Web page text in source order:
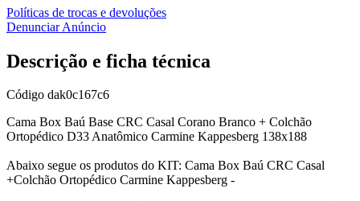
Políticas de trocas e devoluções
Denunciar Anúncio
Descrição e ficha técnica
Código dak0c167c6
Cama Box Baú Base CRC Casal Corano Branco + Colchão
Ortopédico D33 Anatômico Carmine Kappesberg 138x188
Abaixo segue os produtos do KIT: Cama Box Baú CRC Casal
+Colchão Ortopédico Carmine Kappesberg -